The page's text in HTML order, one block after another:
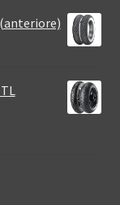
(anteriore)